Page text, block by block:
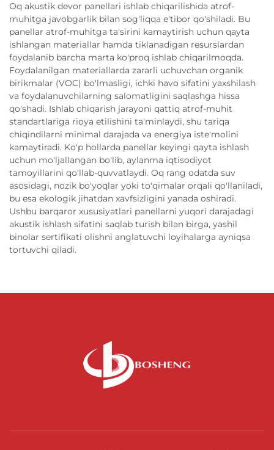
Oq akustik devor panellari ishlab chiqarilishida atrof-
muhitga javobgarlik bilan sog'liqqa e'tibor qo'shiladi. Bu
panellar atrof-muhitga ta'sirini kamaytirish uchun qayta
ishlangan materiallar hamda tiklanadigan resurslardan
foydalanib barcha marta ko'proq ishlab chiqarilmoqda.
Foydalanilgan materiallarda zararli uchuvchan organik
birikmalar (VOC) bo'lmasligi, ichki havo sifatini yaxshilash
va foydalanuvchilarning salomatligini saqlashga hissa
qo'shadi. Ishlab chiqarish jarayoni qattiq atrof-muhit
standartlariga rioya etilishini ta'minlaydi, shu tariqa
chiqindilarni minimal darajada va energiya iste'molini
kamaytiradi. Ko'p hollarda panellar keyingi qayta ishlash
uchun mo'ljallangan bo'lib, aylanma iqtisodiyot
tamoyillarini qo'llab-quvvatlaydi. Oq rang odatda suv
asosidagi, nozik bo'yoqlar yoki to'qimalar orqali qo'llaniladi,
bu esa ekologik jihatdan xavfsizligini yanada oshiradi.
Ushbu barqaror xususiyatlari panellarni yuqori darajadagi
akustik ishlash sifatini saqlab turish bilan birga, yashil
binolar sertifikati olishni anglatuvchi loyihalarga ayniqsa
tortuvchi qiladi.